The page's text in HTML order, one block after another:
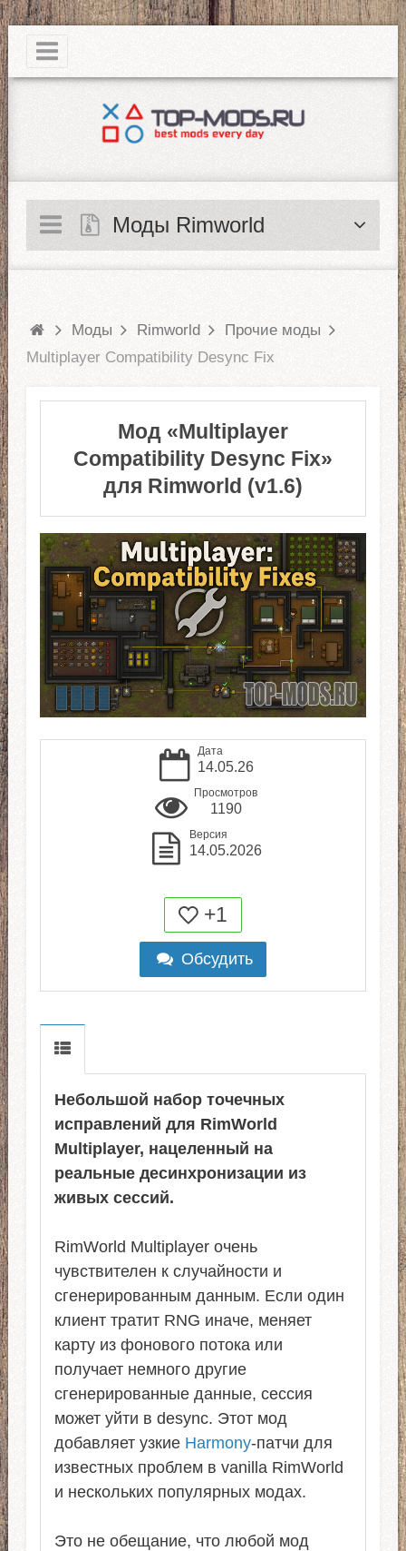
|
Моды Rimworld
Моды Rimworld
Прочие моды
Multiplayer Compatibility Desync Fix
Мод «Multiplayer
Compatibility Desync Fix»
для Rimworld (v1.6)
Дата
14.05.26
Просмотров
1190
Версия
14.05.2026
+1
Обсудить
Небольшой набор точечных
исправлений для RimWorld
Multiplayer, нацеленный на
реальные десинхронизации из
живых сессий.
RimWorld Multiplayer очень
чувствителен к случайности и
сгенерированным данным. Если один
клиент тратит RNG иначе, меняет
карту из фонового потока или
получает немного другие
сгенерированные данные, сессия
может уйти в desync. Этот мод
добавляет узкие Harmony-патчи для
известных проблем в vanilla RimWorld
и нескольких популярных модах.
Это не обещание, что любой мод